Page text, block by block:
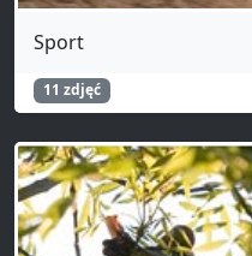
Sport
11 zdjęć